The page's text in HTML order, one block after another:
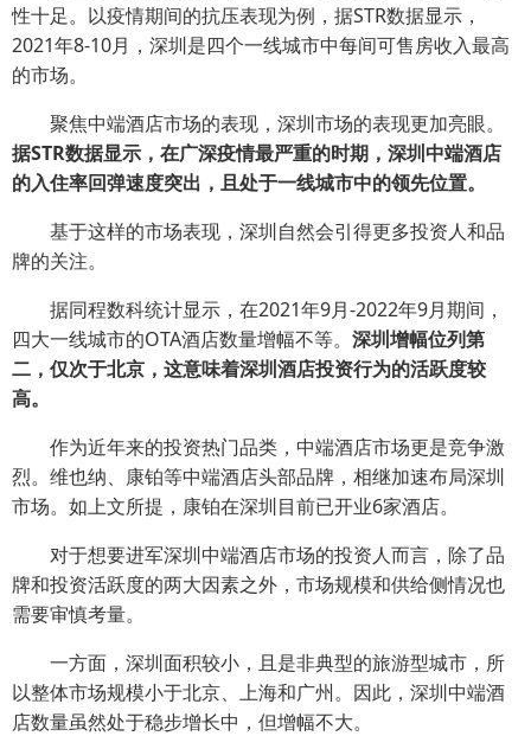
性十足。以疫情期间的抗压表现为例，据STR数据显示，
2021年8-10月，深圳是四个一线城市中每间可售房收入最高
的市场。
聚焦中端酒店市场的表现，深圳市场的表现更加亮眼。
据STR数据显示，在广深疫情最严重的时期，深圳中端酒店
的入住率回弹速度突出，且处于一线城市中的领先位置。
基于这样的市场表现，深圳自然会引得更多投资人和品
牌的关注。
据同程数科统计显示，在2021年9月-2022年9月期间，
四大一线城市的OTA酒店数量增幅不等。 深圳增幅位列第
二，仅次于北京，这意味着深圳酒店投资行为的活跃度较
高。
作为近年来的投资热门品类，中端酒店市场更是竞争激
烈。维也纳、康铂等中端酒店头部品牌，相继加速布局深圳
市场。如上文所提，康铂在深圳目前已开业6家酒店。
对于想要进军深圳中端酒店市场的投资人而言，除了品
牌和投资活跃度的两大因素之外，市场规模和供给侧情况也
需要审慎考量。
一方面，深圳面积较小，且是非典型的旅游型城市，所
以整体市场规模小于北京、上海和广州。因此，深圳中端酒
店数量虽然处于稳步增长中，但增幅不大。